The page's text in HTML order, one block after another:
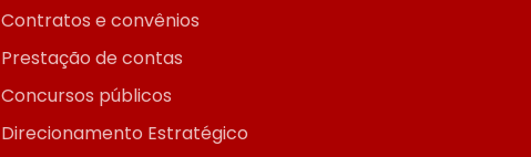
Contratos e convênios
Prestação de contas
Concursos públicos
Direcionamento Estratégico